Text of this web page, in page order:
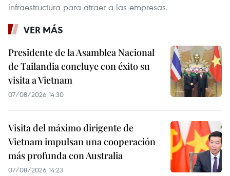
infraestructura para atraer a las empresas.
VER MÁS
Presidente de la Asamblea Nacional
de Tailandia concluye con éxito su
visita a Vietnam
07/08/2026 14:30
Visita del máximo dirigente de
Vietnam impulsan una cooperación
más profunda con Australia
07/08/2026 14:23